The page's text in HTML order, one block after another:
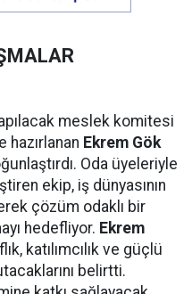
meslek komitesi
Ekrem Gök
Oda üyeleriyle
ekip, iş dünyasının
çözüm odaklı bir
hedefliyor. Ekrem
katılımcılık ve güçlü
belirtti.